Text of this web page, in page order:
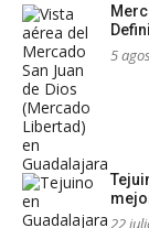
5
22